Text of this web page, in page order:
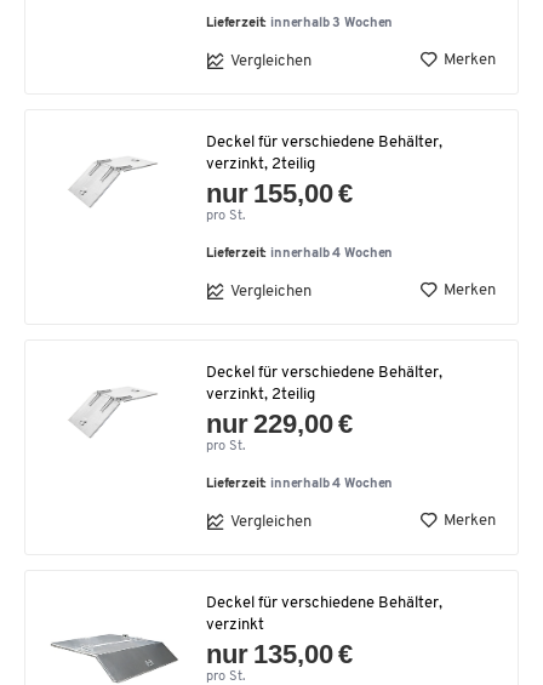
Lieferzeit: innerhalb 3 Wochen
Vergleichen Merken
Deckel für verschiedene Behälter,
verzinkt, 2teilig
nur 155,00 €
pro St.
Lieferzeit: innerhalb 4 Wochen
Vergleichen Merken
Deckel für verschiedene Behälter,
verzinkt, 2teilig
nur 229,00 €
pro St.
Lieferzeit: innerhalb 4 Wochen
Vergleichen Merken
Deckel für verschiedene Behälter,
verzinkt
nur 135,00 €
pro St.